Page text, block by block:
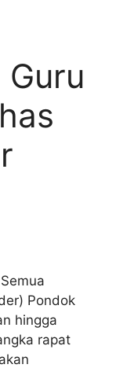
Pondok
hingga
rapat